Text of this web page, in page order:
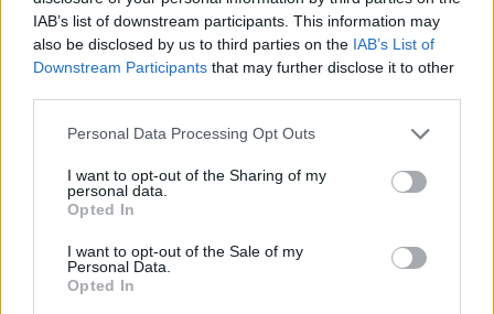
IAB’s list of downstream participants. This information may
also be disclosed by us to third parties on the IAB’s List of
Downstream Participants that may further disclose it to other
Personal Data Processing Opt Outs
I want to opt-out of the Sharing of my
personal data.
Opted In
I want to opt-out of the Sale of my
Personal Data.
Opted In
5 août 2026